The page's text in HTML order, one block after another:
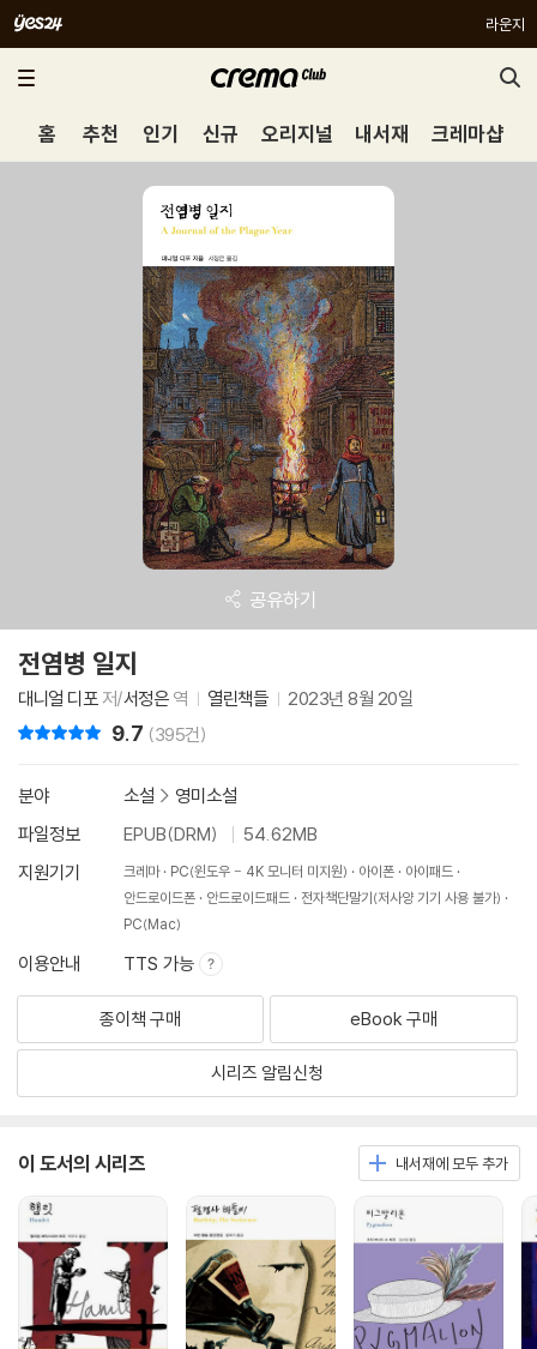
라운지
홈 추천 인기 신규 오리지널 내서재 크레마샵
공유하기
전염병 일지
대니얼 디포 저/서정은역 열린책들 2023년 8월 20일
9.7 (395건)
분야 소설 > 영미소설
파일정보
EPUB(DRM)
54.62MB
지원기기
크레마 PC(윈도우 - 4K 모니터 미지원) 아이폰
아이패드
안드로이드폰
안드로이드패드
전자책단말기(저사양 기기 사용 불가)
PC(Mac)
이용안내 TTS 가능
종이책 구매 eBook 구매
시리즈 알림신청
이 도서의 시리즈 내서재에 모두 추가